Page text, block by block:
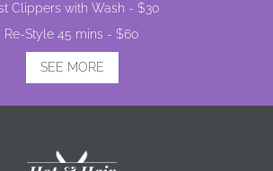
Clippers with Wash - $30
Re-Style 45 mins - $60
SEE MORE